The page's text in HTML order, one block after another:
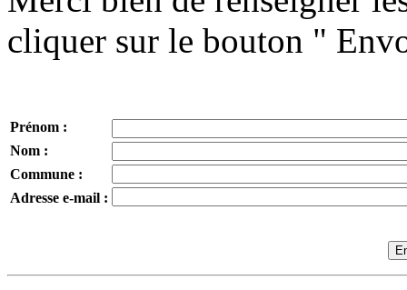
cliquer sur le bouton "
Prénom :
Nom :
Commune :
Adresse e-mail :